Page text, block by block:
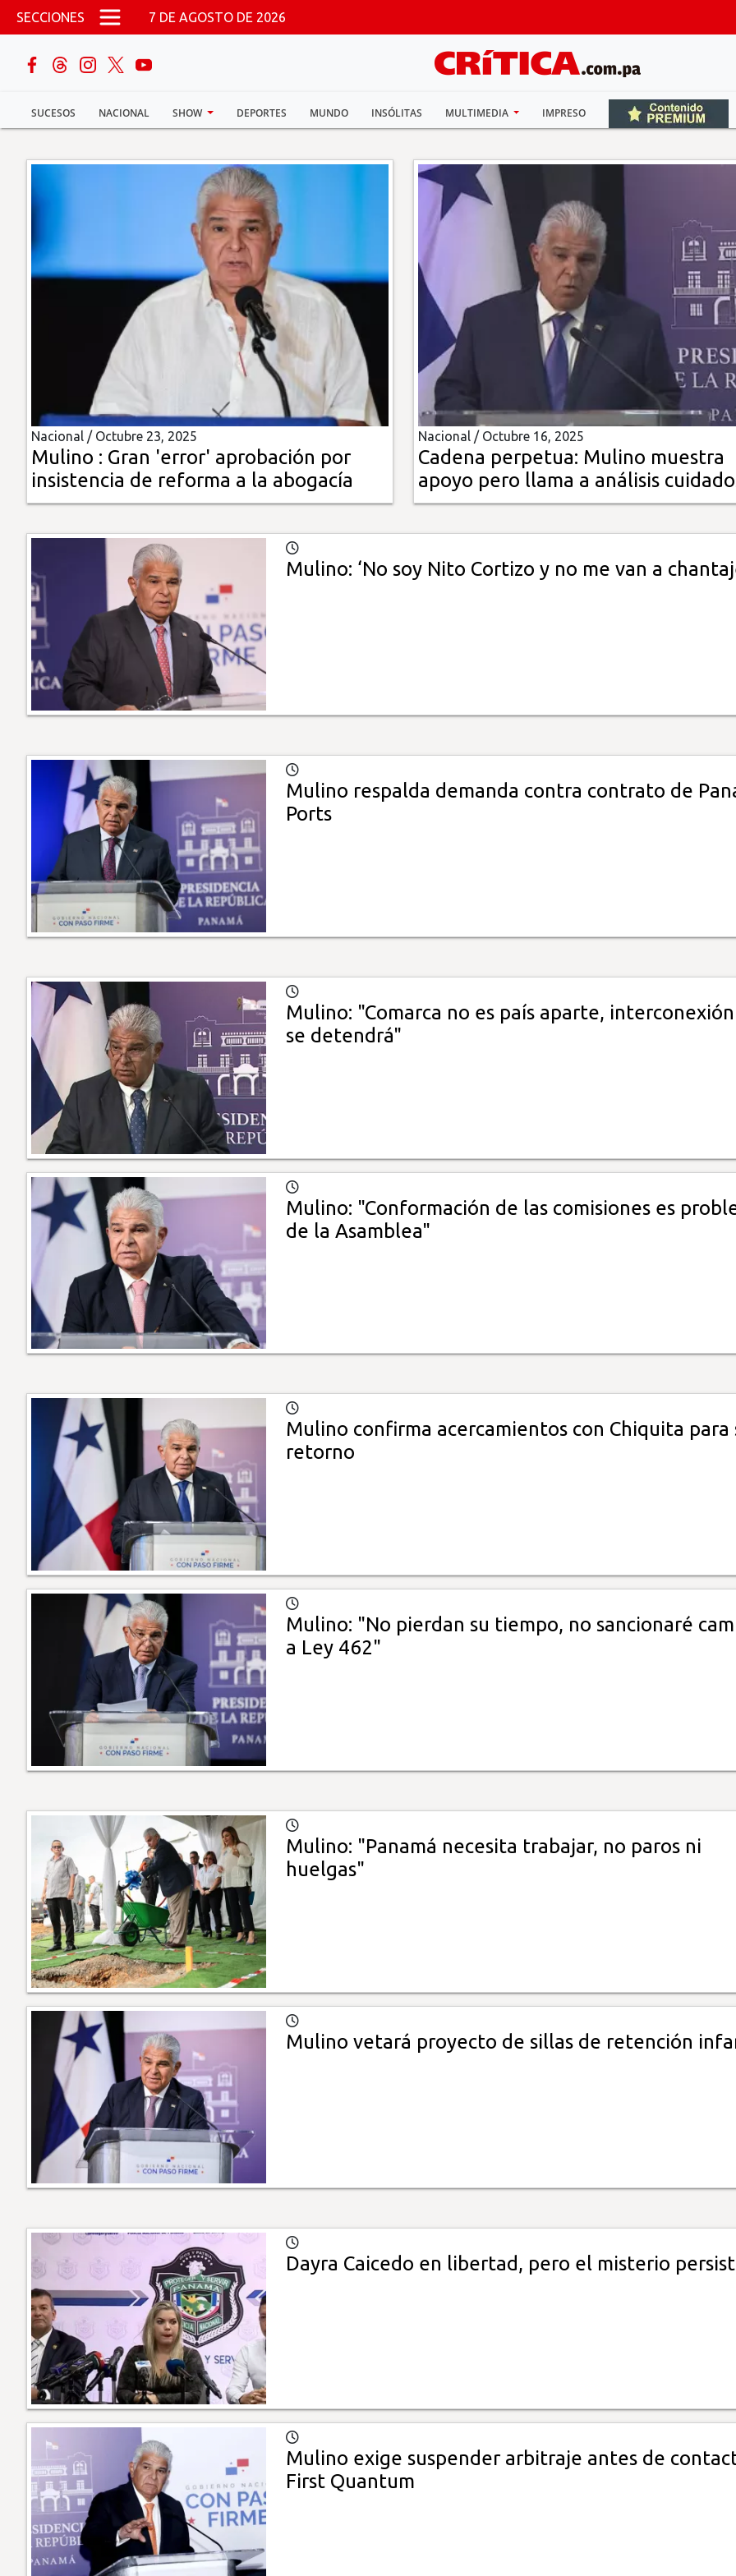
Pasar al contenido principal
SECCIONES 7 DE AGOSTO DE 2026
SUCESOS NACIONAL SHOW DEPORTES MUNDO INSÓLITAS MULTIMEDIA IMPRESO
buscar
Sucesos
Nacional
Política
Show
Multimedia
Impreso
Nacional / Octubre 23, 2025
Mulino : Gran 'error' aprobación por
insistencia de reforma a la abogacía
Nacional / Octubre 16, 2025
Cadena perpetua: Mulino muestra
apoyo pero llama a análisis
Mulino: ‘No soy Nito Cortizo y no me van a
Mulino respalda demanda contra contrato de
Ports
Mulino: "Comarca no es país aparte,
se detendrá"
Mulino: "Conformación de las comisiones es
de la Asamblea"
Mulino confirma acercamientos con Chiquita para
retorno
Mulino: "No pierdan su tiempo, no sancionaré
a Ley 462"
Mulino: "Panamá necesita trabajar, no paros ni
huelgas"
Mulino vetará proyecto de sillas de retención
Dayra Caicedo en libertad, pero el misterio
Mulino exige suspender arbitraje antes de
First Quantum